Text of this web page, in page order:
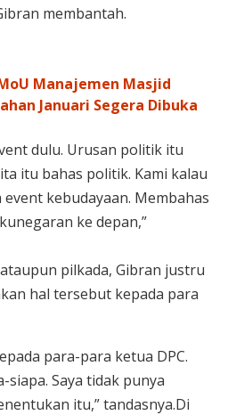
membantah.
Manajemen Masjid
Januari Segera Dibuka
dulu. Urusan politik itu
itu bahas politik. Kami kalau
kebudayaan. Membahas
ke depan,”
pilkada, Gibran justru
hal tersebut kepada para
para-para ketua DPC.
siapa. Saya tidak punya
itu,” tandasnya.Di